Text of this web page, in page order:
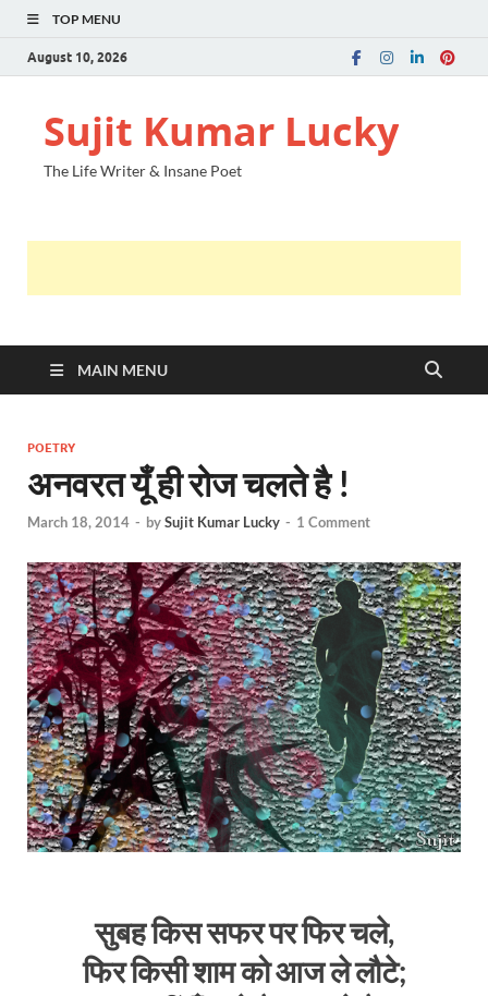
TOP MENU
August 10, 2026
Sujit Kumar Lucky
The Life Writer & Insane Poet
MAIN MENU
POETRY
अनवरत यूँ ही रोज चलते है !
March 18, 2014 - bySujit Kumar Lucky - 1 Comment
सुबह किस सफर पर फिर चले,
फिर किसी शाम को आज ले लौटे;